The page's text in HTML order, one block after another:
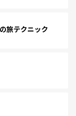
旅テクニック